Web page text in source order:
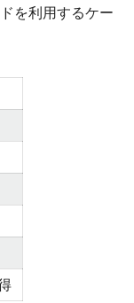
を利用するケー